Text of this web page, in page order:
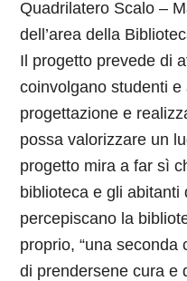
Quadrilatero Scalo –
dell’area della
Il progetto prevede di
coinvolgano studenti
progettazione e
possa valorizzare un
progetto mira a far sì
biblioteca e gli abitanti
percepiscano la
proprio, “una seconda
di prendersene cura e